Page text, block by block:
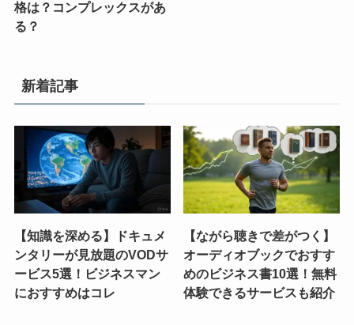
格は？コンプレックスがあ
る？
新着記事
【知識を深める】ドキュメ
ンタリーが見放題のVODサ
ービス5選！ビジネスマン
におすすめはコレ
【ながら聴きで差がつく】
オーディオブックでおすす
めのビジネス書10選！無料
体験できるサービスも紹介